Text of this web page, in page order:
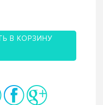
В КОРЗИНУ